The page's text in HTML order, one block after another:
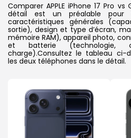
Comparer APPLE iPhone 17 Pro vs
détail est un préalable pour
caractéristiques générales
sortie), design et type d’écran,
mémoire RAM), appareil photo,
et batterie (technologie,
charge).Consultez le tableau ci-
les deux téléphones dans le détail.